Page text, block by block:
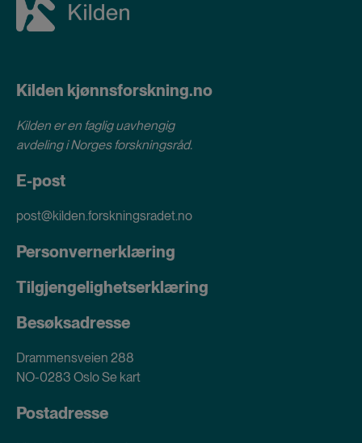
Kilden kjønnsforskning.no
Kilden er en faglig uavhengig
avdeling iNorges forskningsråd.
E-post
post@kilden.forskningsradet.no
Personvernerklæring
Tilgjengelighetserklæring
Besøksadresse
Drammensveien 288
NO-0283 OsloSe kart
Postadresse